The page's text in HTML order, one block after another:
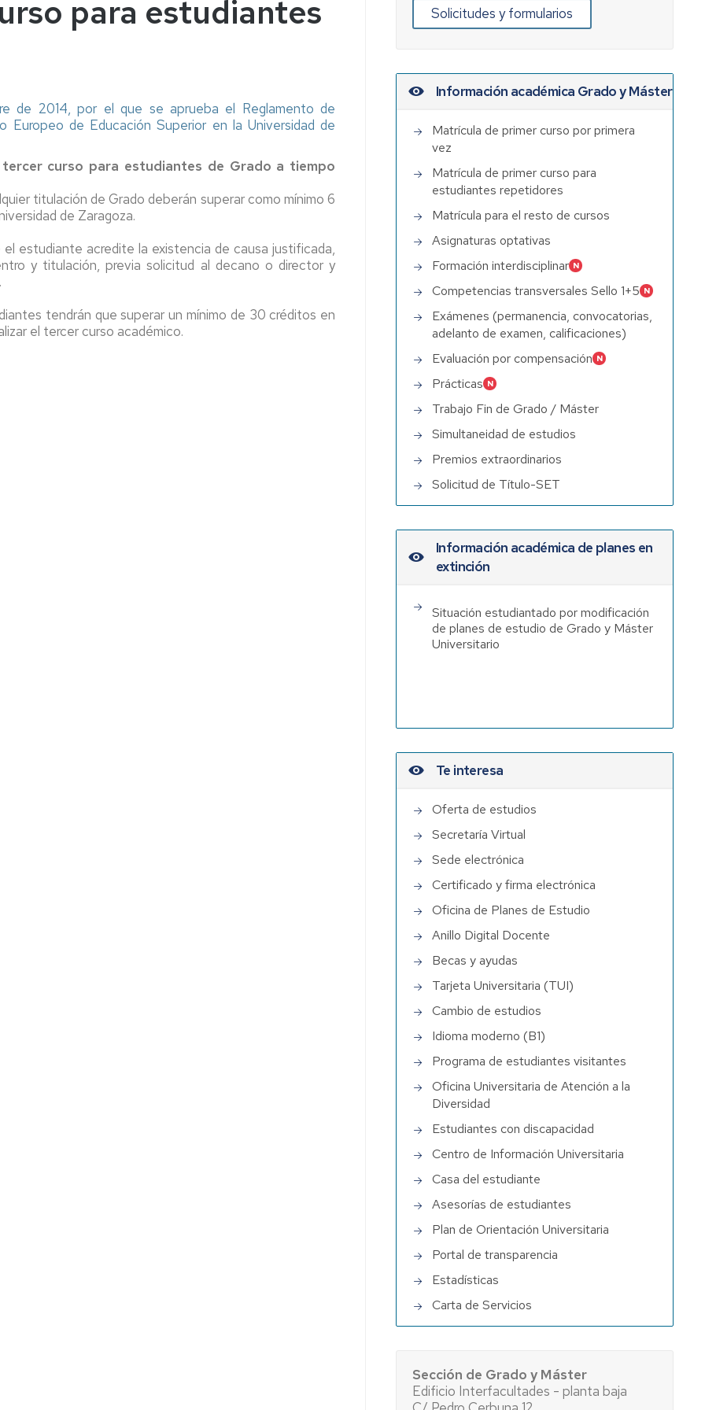
para estudiantes
de 2014, por el que se aprueba el Reglamento de
Europeo de Educación Superior en la Universidad de
tercer curso para estudiantes de Grado a tiempo
titulación de Grado deberán superar como mínimo 6
de Zaragoza.
estudiante acredite la existencia de causa justificada,
y titulación, previa solicitud al decano o director y
tendrán que superar un mínimo de 30 créditos en
el tercer curso académico.
Solicitudes y formularios
Información académica Grado y Máster
Matrícula de primer curso por primera
vez
Matrícula de primer curso para
estudiantes repetidores
Matrícula para el resto de cursos
Asignaturas optativas
Formación interdisciplinar
Competencias transversales Sello 1+5
Exámenes (permanencia, convocatorias,
adelanto de examen, calificaciones)
Evaluación por compensación
Prácticas
Trabajo Fin de Grado / Máster
Simultaneidad de estudios
Premios extraordinarios
Solicitud de Título-SET
Información académica de planes en
extinción
Situación estudiantado por modificación
de planes de estudio de Grado y Máster
Universitario
Te interesa
Oferta de estudios
Secretaría Virtual
Sede electrónica
Certificado y firma electrónica
Oficina de Planes de Estudio
Anillo Digital Docente
Becas y ayudas
Tarjeta Universitaria (TUI)
Cambio de estudios
Idioma moderno (B1)
Programa de estudiantes visitantes
Oficina Universitaria de Atención a la
Diversidad
Estudiantes con discapacidad
Centro de Información Universitaria
Casa del estudiante
Asesorías de estudiantes
Plan de Orientación Universitaria
Portal de transparencia
Estadísticas
Carta de Servicios
Sección de Grado y Máster
Edificio Interfacultades - planta baja